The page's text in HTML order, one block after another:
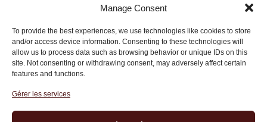
Manage Consent
To provide the best experiences, we use technologies like cookies to store
and/or access device information. Consenting to these technologies will
allow us to process data such as browsing behavior or unique IDs on this
site. Not consenting or withdrawing consent, may adversely affect certain
features and functions.
Gérer les servicesInstitut des Libertés
27 bis rue Copernic, 75116, Paris